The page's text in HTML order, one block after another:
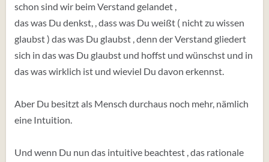
schon sind wir beim Verstand gelandet ,
das was Du denkst, , dass was Du weißt ( nicht zu wissen
glaubst ) das was Du glaubst , denn der Verstand gliedert
sich in das was Du glaubst und hoffst und wünschst und in
das was wirklich ist und wieviel Du davon erkennst.
Aber Du besitzt als Mensch durchaus noch mehr, nämlich
eine Intuition.
Und wenn Du nun das intuitive beachtest , das rationale